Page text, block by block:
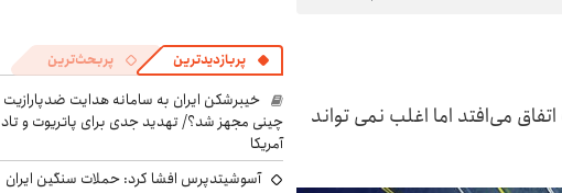
می‌افتد اما اغلب نمی تواند
پربازدیدترین پربحث‌ترین
خیبرشکن ایران به سامانه هدایت ضدپارازیت
چینی مجهز شد؟/ تهدید جدی برای پاتریوت و تاد
آمریکا
آسوشیتدپرس افشا کرد: حملات سنگین ایران